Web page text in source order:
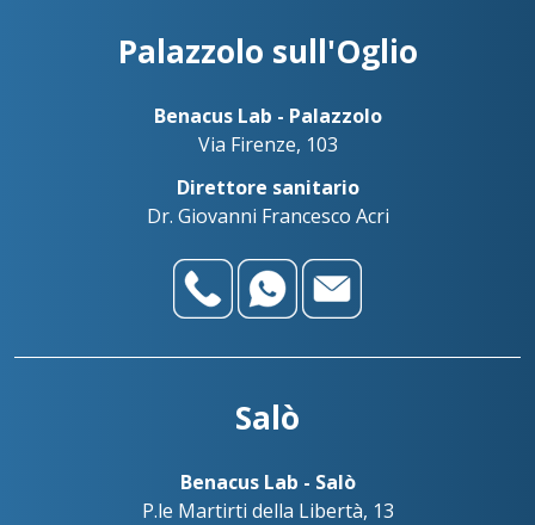
Palazzolo sull'Oglio
Benacus Lab - Palazzolo
Via Firenze, 103
Direttore sanitario
Dr. Giovanni Francesco Acri
Salò
Benacus Lab - Salò
P.le Martirti della Libertà, 13